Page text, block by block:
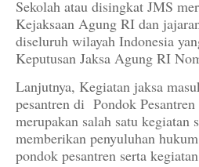
Sekolah atau disingkat JMS
Kejaksaan Agung RI dan
diseluruh wilayah Indonesia
Keputusan Jaksa Agung RI
Lanjutnya, Kegiatan jaksa
pesantren di Pondok
merupakan salah satu kegiatan
memberikan penyuluhan
pondok pesantren serta